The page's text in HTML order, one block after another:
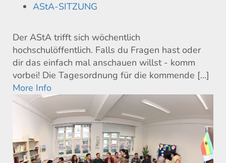
AStA-SITZUNG
Der AStA trifft sich wöchentlich
hochschulöffentlich. Falls du Fragen hast oder
dir das einfach mal anschauen willst - komm
vorbei! Die Tagesordnung für die kommende [...]
More Info